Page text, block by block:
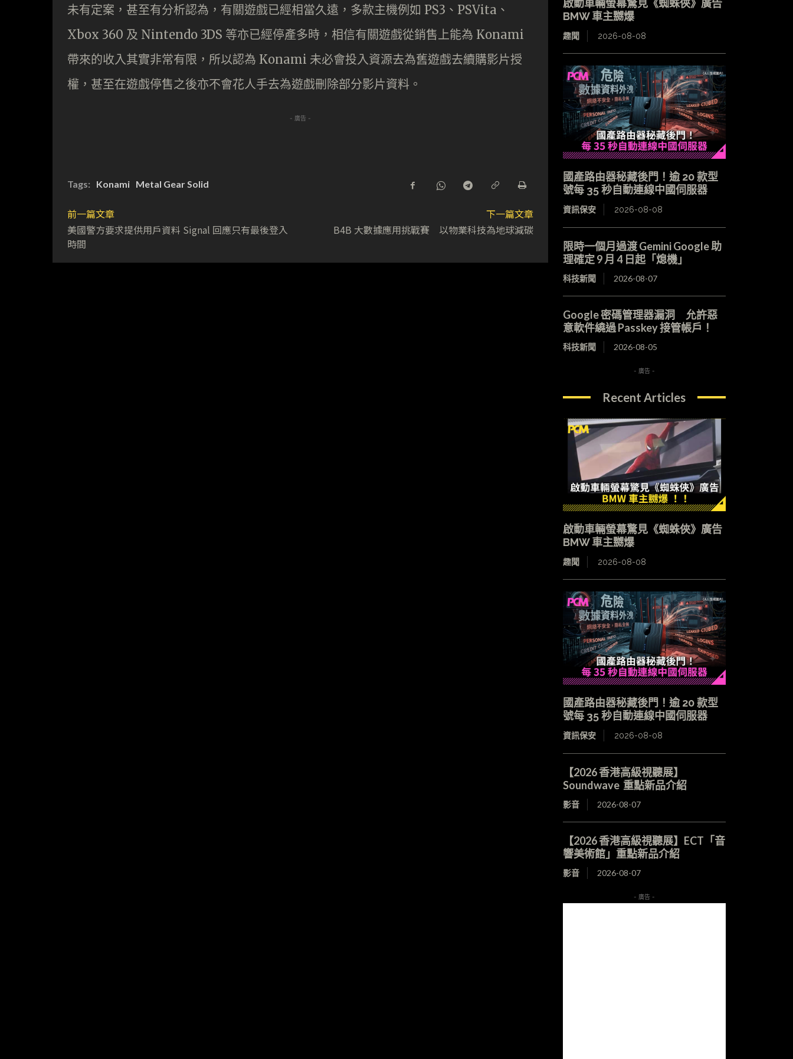
未有定案，甚至有分析認為，有關遊戲已經相當久遠，多款主機例如 PS3、PSVita、
Xbox 360 及 Nintendo 3DS 等亦已經停產多時，相信有關遊戲從銷售上能為 Konami
帶來的收入其實非常有限，所以認為 Konami 未必會投入資源去為舊遊戲去續購影片授
權，甚至在遊戲停售之後亦不會花人手去為遊戲刪除部分影片資料。
- 廣告 -
Tags: Konami Metal Gear Solid
前一篇文章
美國警方要求提供用戶資料 Signal 回應只有最後登入
時間
下一篇文章
B4B 大數據應用挑戰賽 以物業科技為地球減碳
啟動車輛螢幕驚見《蜘蛛俠》廣告
BMW 車主嬲爆
趣聞 2026-08-08
國產路由器秘藏後門！逾 20 款型
號每 35 秒自動連線中國伺服器
資訊保安 2026-08-08
限時一個月過渡 Gemini Google 助
理確定 9 月 4 日起「熄機」
科技新聞 2026-08-07
Google 密碼管理器漏洞 允許惡
意軟件繞過 Passkey 接管帳戶！
科技新聞 2026-08-05
- 廣告 -
Recent Articles
啟動車輛螢幕驚見《蜘蛛俠》廣告
BMW 車主嬲爆
趣聞 2026-08-08
國產路由器秘藏後門！逾 20 款型
號每 35 秒自動連線中國伺服器
資訊保安 2026-08-08
【2026 香港高級視聽展】
Soundwave 重點新品介紹
影音 2026-08-07
【2026 香港高級視聽展】ECT「音
響美術館」重點新品介紹
影音 2026-08-07
- 廣告 -